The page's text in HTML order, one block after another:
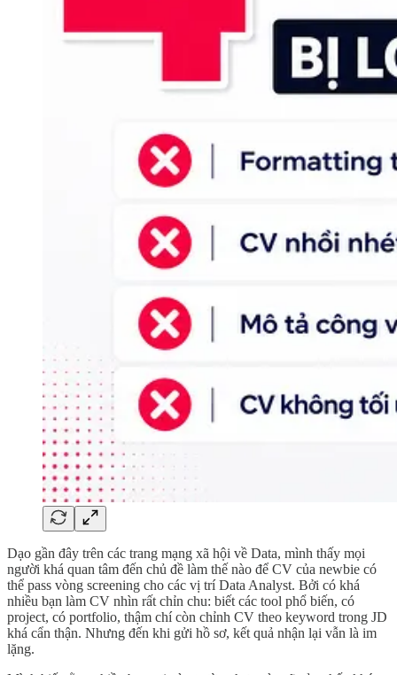
Dạo gần đây trên các trang mạng xã hội về Data, mình thấy mọi
người khá quan tâm đến chủ đề làm thế nào để CV của newbie có
thể pass vòng screening cho các vị trí Data Analyst. Bởi có khá
nhiều bạn làm CV nhìn rất chỉn chu: biết các tool phổ biến, có
project, có portfolio, thậm chí còn chỉnh CV theo keyword trong JD
khá cẩn thận. Nhưng đến khi gửi hồ sơ, kết quả nhận lại vẫn là im
lặng.